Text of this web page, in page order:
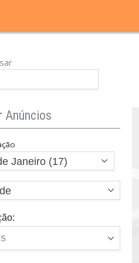
Anúncios
Janeiro (17)